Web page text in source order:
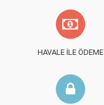
HAVALE İLE ÖDEME